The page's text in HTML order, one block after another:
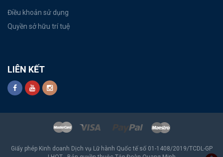
Điều khoản sử dụng
Quyền sở hữu trí tuệ
LIÊN KẾT
Giấy phép Kinh doanh Dịch vụ Lữ hành Quốc tế số 01-1408/2019/TCDL-GP